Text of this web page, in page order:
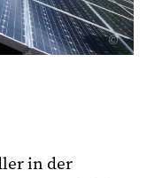
©
in der